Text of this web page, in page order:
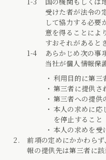
受けた者が法令の
して協力する必要
意を得ることによ
すおそれがあると
あらかじめ次の事
当社が個人情報保
利用目的に第三
第三者に提供さ
第三者への提供
本人の求めに応
を停止すること
本人の求めを受
前項の定めにかかわら
報の提供先は第三者に該